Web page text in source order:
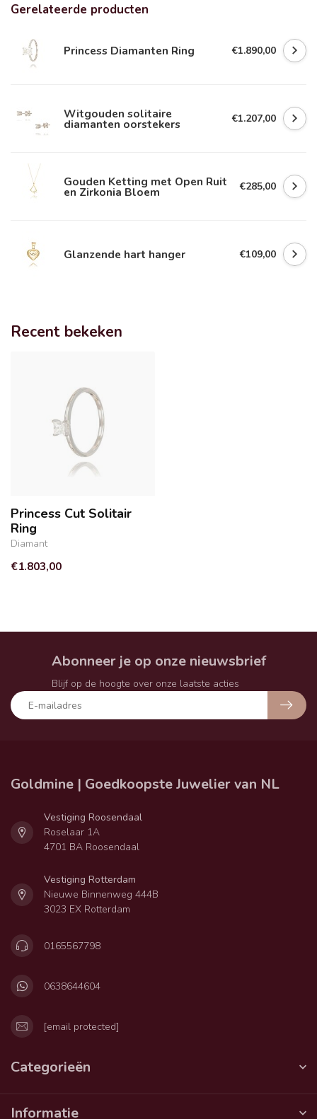
Gerelateerde producten
Princess Diamanten Ring €1.890,00
Witgouden solitaire
diamanten oorstekers €1.207,00
Gouden Ketting met Open Ruit
en Zirkonia Bloem €285,00
Glanzende hart hanger €109,00
Recent bekeken
Princess Cut Solitair
Ring
Diamant
€1.803,00
Abonneer je op onze nieuwsbrief
Blijf op de hoogte over onze laatste acties
Goldmine | Goedkoopste Juwelier van NL
Vestiging Roosendaal
Roselaar 1A
4701 BA Roosendaal
Vestiging Rotterdam
Nieuwe Binnenweg 444B
3023 EX Rotterdam
0165567798
0638644604
[email protected]
Categorieën
Informatie